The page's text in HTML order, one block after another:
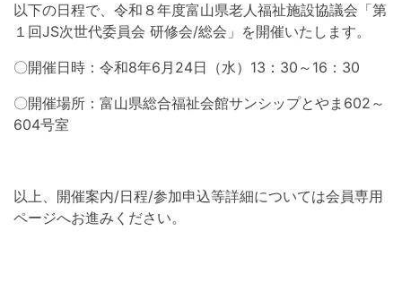
以下の日程で、令和８年度富山県老人福祉施設協議会「第
１回JS次世代委員会 研修会/総会」を開催いたします。
〇開催日時：令和8年6月24日（水）13：30～16：30
〇開催場所：富山県総合福祉会館サンシップとやま602～
604号室
以上、開催案内/日程/参加申込等詳細については会員専用
ページへお進みください。